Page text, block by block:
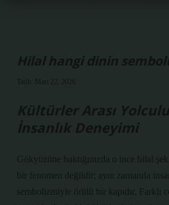
Hilal hangi dinin
Tarih: Mart 22, 2026
Kültürler Arası
İnsanlık Deneyimi
Gökyüzüne baktığınızda o ince hilal
bir fenomen değildir; aynı zamanda
sembolizmiyle örülü bir kapıdır. Farklı